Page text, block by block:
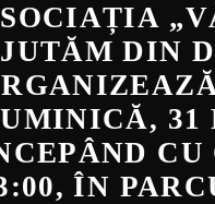
DIN
31
CU
ÎN